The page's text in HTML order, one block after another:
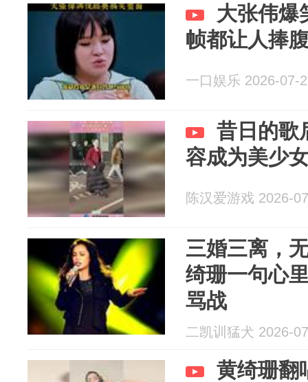
大张伟爆
帧都让人捧
一口娱乐 2026-07-
昔日的歌
容成为美少
陈汉爱游戏 2026-
三婚三离，
绮珊一句心
骂战
二凯训猛犬 2026-
黄绮珊翻